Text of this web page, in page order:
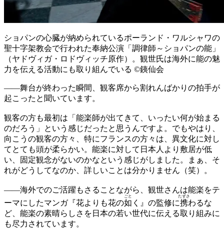
ショパンの心臓が納められているポーランド・ワルシャワの
聖十字架教会で行われた奉納公演「調律師～ショパンの能」
（ヤドヴィガ・ロドヴィッチ原作）。観世氏は海外に能の魅
力を伝える活動にも取り組んでいる ©銕仙会
——舞台が終わった瞬間、観客席から割れんばかりの拍手が
起こったと聞いています。
観客の方も最初は「能楽師が出てきて、いったい何が始まる
のだろう」という感じだったと思うんですよ。でもやはり、
向こうの観客の方々、特にフランスの方々は、異文化に対し
てとても頭が柔らかい。能楽に対して日本人より敷居が低
い、固定観念がないのかなという感じがしました。まぁ、そ
れがどうしてなのか、詳しいことは分かりません（笑）。
——海外でのご活躍もさることながら、観世さんは能楽をテ
ーマにしたマンガ『花よりも花の如
ごと
く』の監修に携
たずさ
わるな
ど、能楽の素晴らしさを日本の若い世代に伝える取り組みに
も尽力されています。